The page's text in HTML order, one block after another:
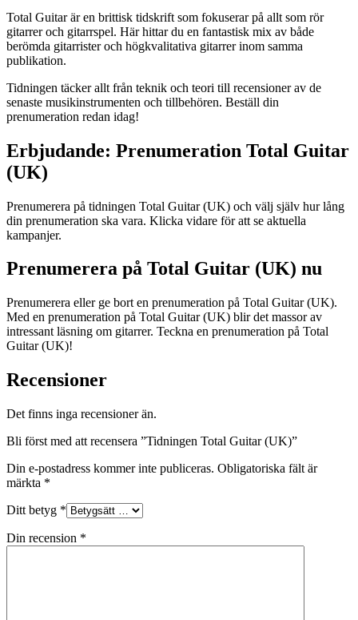
Total Guitar är en brittisk tidskrift som fokuserar på allt som rör
gitarrer och gitarrspel. Här hittar du en fantastisk mix av både
berömda gitarrister och högkvalitativa gitarrer inom samma
publikation.
Tidningen täcker allt från teknik och teori till recensioner av de
senaste musikinstrumenten och tillbehören. Beställ din
prenumeration redan idag!
Erbjudande: Prenumeration Total Guitar
(UK)
Prenumerera på tidningen Total Guitar (UK) och välj själv hur lång
din prenumeration ska vara. Klicka vidare för att se aktuella
kampanjer.
Prenumerera på Total Guitar (UK) nu
Prenumerera eller ge bort en prenumeration på Total Guitar (UK).
Med en prenumeration på Total Guitar (UK) blir det massor av
intressant läsning om gitarrer. Teckna en prenumeration på Total
Guitar (UK)!
Recensioner
Det finns inga recensioner än.
Bli först med att recensera ”Tidningen Total Guitar (UK)”
Din e-postadress kommer inte publiceras. Obligatoriska fält är
märkta *
Ditt betyg *
Din recension *